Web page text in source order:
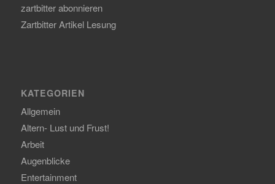
zartbitter abonnieren
Zartbitter Artikel Lesung
KATEGORIEN
Allgemein
Altern- Lust und Frust!
Arbeit
Augenblicke
Entertainment